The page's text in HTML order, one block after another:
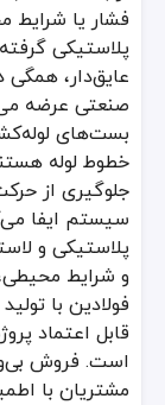
ترکیبی (فولاد
تحمل بار و فشار
بست‌های سنگین
بست‌های سبک
دمای کاری
تحمل گستره
مقاومت در برابر
ضدزنگ بودن
فشار یا
پلاستیکی
عایق‌دار، همگی
صنعتی عرضه
بست‌های
خطوط لوله
جلوگیری از
سیستم ایفا
پلاستیکی و
و شرایط
فولادین با
قابل اعتماد
است. فروش
مشتریان با